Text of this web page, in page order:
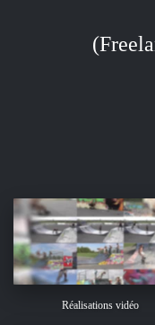
Réalisations vidéo